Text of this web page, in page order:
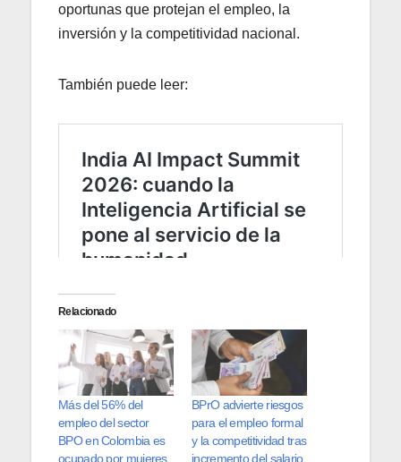
oportunas que protejan el empleo, la
inversión y la competitividad nacional.
También puede leer:
Relacionado
Más del 56% del
empleo del sector
BPO en Colombia es
ocupado por mujeres
BPrO advierte riesgos
para el empleo formal
y la competitividad tras
incremento del salario